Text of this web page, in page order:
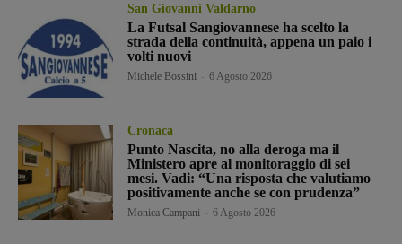
San Giovanni Valdarno
La Futsal Sangiovannese ha scelto la
strada della continuità, appena un paio i
volti nuovi
Michele Bossini 6 Agosto 2026
Cronaca
Punto Nascita, no alla deroga ma il
Ministero apre al monitoraggio di sei
mesi. Vadi: “Una risposta che valutiamo
positivamente anche se con prudenza”
Monica Campani 6 Agosto 2026